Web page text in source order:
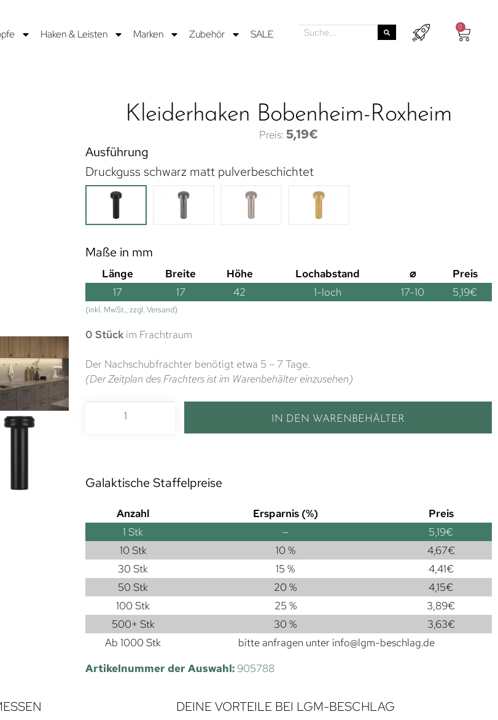
Haken & Leisten Marken Zubehör SALE
0
Kleiderhaken Bobenheim-Roxheim
5,19€
Ausführung
Druckguss schwarz matt pulverbeschichtet
Maße in mm
Länge Breite Höhe Lochabstand ⌀
Preis
17
17 42 1-loch 17-10 5,19€
(inkl. MwSt., zzgl. Versand)
0 Stück im Frachtraum
Der Nachschubfrachter benötigt etwa 5 – 7 Tage.
(Der Zeitplan des Frachters ist im Warenbehälter einzusehen)
IN DEN WARENBEHÄLTER
Galaktische Staffelpreise
Anzahl Ersparnis (%)
Preis
1 Stk — 5,19€
10 Stk
10 % 4,67€
30 Stk
15 % 4,41€
50 Stk
20 % 4,15€
100 Stk
25 % 3,89€
500+ Stk
30 % 3,63€
Ab 1000 Stk
bitte anfragen unter info@lgm-beschlag.de
Artikelnummer der Auswahl: 905788
DEINE VORTEILE BEI LGM-BESCHLAG